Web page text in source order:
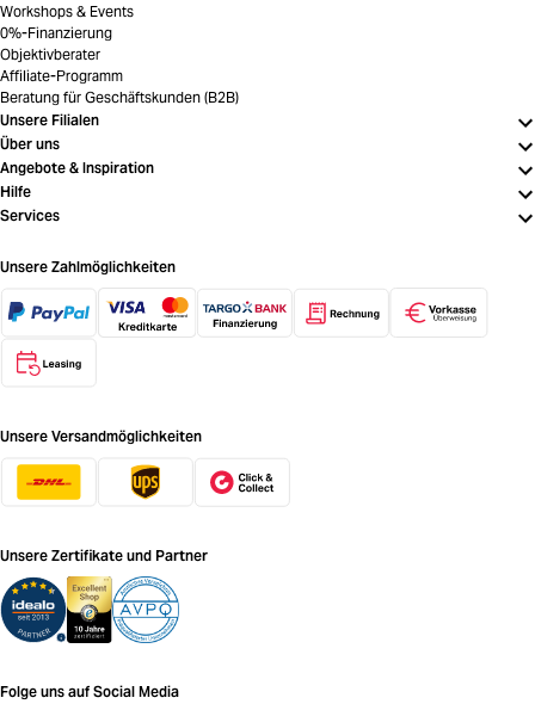
Workshops & Events
0%-Finanzierung
Objektivberater
Affiliate-Programm
Beratung für Geschäftskunden (B2B)
Unsere Filialen
Über uns
Angebote & Inspiration
Hilfe
Services
Unsere Zahlmöglichkeiten
Unsere Versandmöglichkeiten
Unsere Zertifikate und Partner
Folge uns auf Social Media